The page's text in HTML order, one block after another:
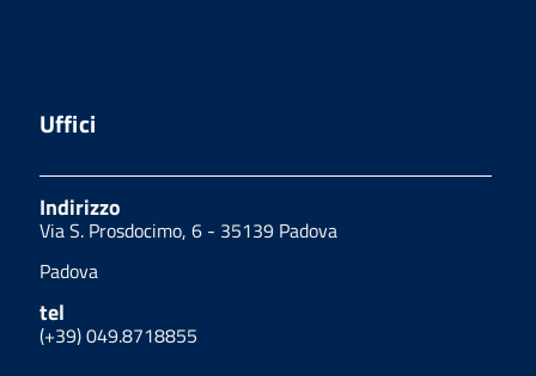
Uffici
Indirizzo
Via S. Prosdocimo, 6 - 35139 Padova
Padova
tel
(+39) 049.8718855